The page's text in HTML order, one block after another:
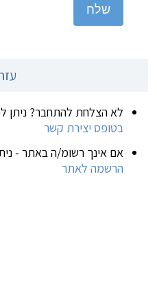
שלח
לא הצלחת להתחבר? ניתן
בטופס יצירת קשר
אם אינך רשומ/ה באתר -
הרשמה לאתר